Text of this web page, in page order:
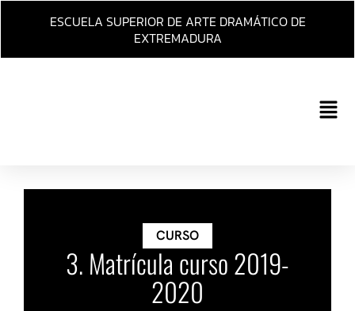
Ir
ESCUELA SUPERIOR DE ARTE DRAMÁTICO DE
EXTREMADURA
Main
CURSO
3. Matrícula curso 2019-
2020